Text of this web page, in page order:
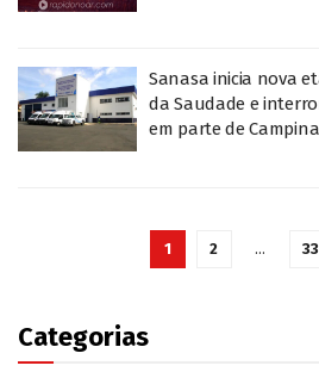
Sanasa inicia nova
da Saudade e
em parte de
1 2 … 33
Categorias